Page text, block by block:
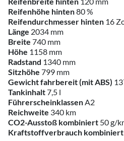
Reifenhöhe hinten80 %
Reifendurchmesser hinten 16
Länge 2034 mm
Breite 740 mm
Höhe 1158 mm
Radstand 1340 mm
Sitzhöhe 799 mm
Gewicht fahrbereit (mit ABS)
Tankinhalt7,5 l
Führerscheinklassen A2
Reichweite 340 km
CO2-Ausstoß kombiniert 50 g/
Kraftstoffverbrauch kombiniert